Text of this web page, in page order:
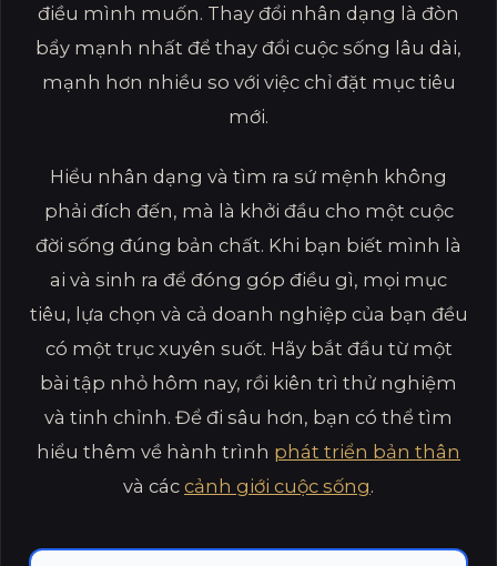
điều mình muốn. Thay đổi nhân dạng là đòn
bẩy mạnh nhất để thay đổi cuộc sống lâu dài,
mạnh hơn nhiều so với việc chỉ đặt mục tiêu
mới.
Hiểu nhân dạng và tìm ra sứ mệnh không
phải đích đến, mà là khởi đầu cho một cuộc
đời sống đúng bản chất. Khi bạn biết mình là
ai và sinh ra để đóng góp điều gì, mọi mục
tiêu, lựa chọn và cả doanh nghiệp của bạn đều
có một trục xuyên suốt. Hãy bắt đầu từ một
bài tập nhỏ hôm nay, rồi kiên trì thử nghiệm
và tinh chỉnh. Để đi sâu hơn, bạn có thể tìm
hiểu thêm về hành trình phát triển bản thân
và các cảnh giới cuộc sống.